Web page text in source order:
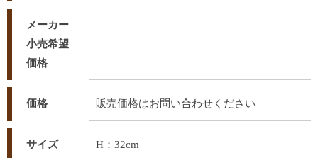
メーカー
小売希望
価格
価格 販売価格はお問い合わせください
サイズ H：32cm